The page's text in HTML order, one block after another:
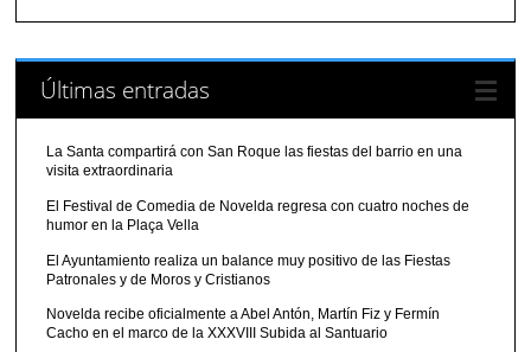
Últimas entradas
La Santa compartirá con San Roque las fiestas del barrio en una
visita extraordinaria
El Festival de Comedia de Novelda regresa con cuatro noches de
humor en la Plaça Vella
El Ayuntamiento realiza un balance muy positivo de las Fiestas
Patronales y de Moros y Cristianos
Novelda recibe oficialmente a Abel Antón, Martín Fiz y Fermín
Cacho en el marco de la XXXVIII Subida al Santuario